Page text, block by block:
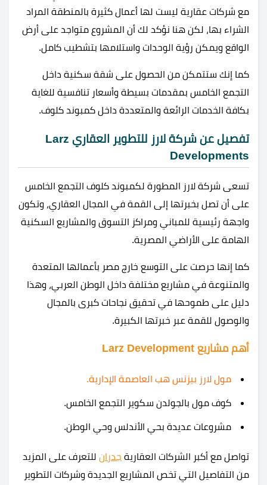
مع شركات عقارية ليست لها أعمال كثيرة بالمنطقة المراد
الشراء بها، لكن هنا نؤكد لك أن المشروع متواجد على أرض
الواقع ويمكن رؤية الوحدات واستلامها بتشطيب كامل.
كما إنك ستتمكن من الحصول على شقة سكنية داخل
التجمع الخامس بمقدمات بسيطة وأسعار تنافسية للغاية
بكافة الخدمات الرائعة والمتعددة داخل كمبوند كلوف.
تفصيل عن شركة لارز للتطوير العقاري Larz
Developments
تسعى شركة لارز المطورة لكمبوند كلوف التجمع الخامس
على أن تصل بخبرتها إلى القمة في المجال العقاري، وتكون
واجهة رئيسية للمباني ومراكز التسوق والمشاريع السكنية
الهامة على الأراضي المصرية.
كما إنها حرصت على التوسع خارج مصر بأعمالها المتعدة
والمتنوعة في مشاريع مختلفة داخل الوطن العربي، وهذا
دليل على طموحها في تحقيق نجاحات كبرى بالمجال
والوصول للقمة عبر خبرتها الكبيرة.
أهم مشاريع Larz Development
مول لارز بيزنس هب العاصمة الإدارية.
كوف مول بالجولدن سكوير التجمع الخامس.
مشروعات عديدة بحي الأندلس وحي الوطن.
تواصل مع أكبر الشركات العقارية جدران للتعرف على المزيد
من التفاصيل التي تخص المشاريع الجديدة وشركات التطوير